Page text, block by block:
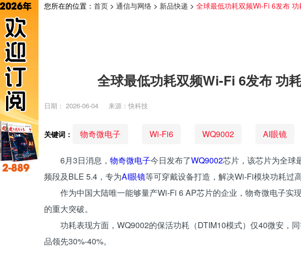
您所在的位置： 首页 > 通信与网络 > 新品快递 > 全球最低功耗双频Wi-Fi 6发布
全球最低功耗双频Wi-Fi 6发布 功
日期： 2026-06-04 来源：快科技
关键词： 物奇微电子 Wi-Fi6 WQ9002 AI眼镜
6月3日消息， 物奇微电子今日发布了WQ9002芯片，该芯片为全球
频段及BLE 5.4，专为AI眼镜等可穿戴设备打造，解决Wi-Fi模块功耗过高
作为中国大陆唯一能够量产Wi-Fi 6 AP芯片的企业，物奇微电子实
的重大突破。
功耗表现方面，WQ9002的保活功耗（DTIM10模式）仅40微安，
品领先30%-40%。